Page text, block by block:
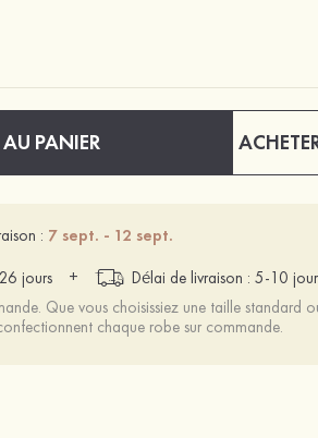
PANIER
: 7 sept. - 12 sept.
jours
+ Délai de livraison : 5-10
Que vous choisissiez une taille standard
chaque robe sur commande.